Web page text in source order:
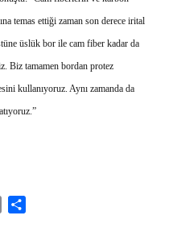
temas ettiği zaman son derece irital
üslük bor ile cam fiber kadar da
Biz tamamen bordan protez
kullanıyoruz. Aynı zamanda da
Print